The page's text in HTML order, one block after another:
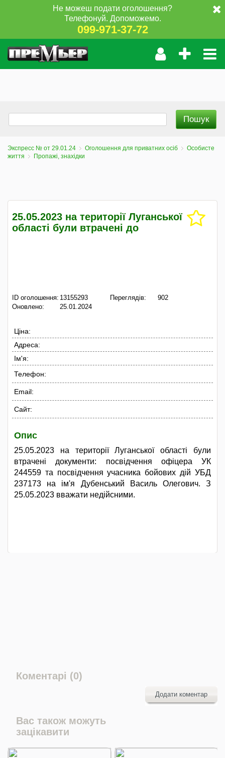
Не можеш подати оголошення?
Телефонуй. Допоможемо.
099-971-37-72
Экспресс № от 29.01.24 Оголошення для приватних осіб
Особисте
життя
Пропажі, знахідки
25.05.2023 на території Луганської
області були втрачені до
ID оголошення: 13155293
Оновлено:
25.01.2024
Переглядів: 902
Ціна:
Адреса:
Ім'я:
Телефон:
Email:
Сайт:
Опис
25.05.2023 на території Луганської області були
втрачені документи: посвідчення офіцера УК
244559 та посвідчення учасника бойових дій УБД
237173 на ім'я Дубенський Василь Олегович. З
25.05.2023 вважати недійсними.
Коментарі (0)
Додати коментар
Вас також можуть
зацікавити